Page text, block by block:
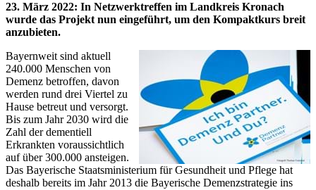
23. März 2022: In Netzwerktreffen im Landkreis Kronach
wurde das Projekt nun eingeführt, um den Kompaktkurs breit
anzubieten.
Bayernweit sind aktuell
240.000 Menschen von
Demenz betroffen, davon
werden rund drei Viertel zu
Hause betreut und versorgt.
Bis zum Jahr 2030 wird die
Zahl der dementiell
Erkrankten voraussichtlich
auf über 300.000 ansteigen.
Das Bayerische Staatsministerium für Gesundheit und Pflege hat
deshalb bereits im Jahr 2013 die Bayerische Demenzstrategie ins